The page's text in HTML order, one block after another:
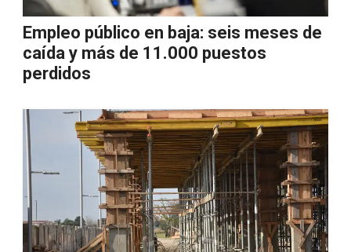
Empleo público en baja: seis meses de
caída y más de 11.000 puestos
perdidos